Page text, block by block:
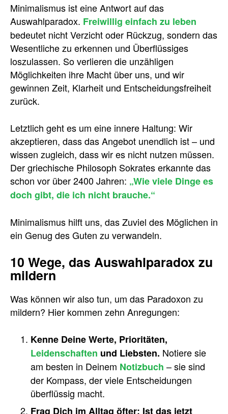
Minimalismus ist eine Antwort auf das
Auswahlparadox. Freiwillig einfach zu leben
bedeutet nicht Verzicht oder Rückzug, sondern das
Wesentliche zu erkennen und Überflüssiges
loszulassen. So verlieren die unzähligen
Möglichkeiten ihre Macht über uns, und wir
gewinnen Zeit, Klarheit und Entscheidungsfreiheit
zurück.
Letztlich geht es um eine innere Haltung: Wir
akzeptieren, dass das Angebot unendlich ist – und
wissen zugleich, dass wir es nicht nutzen müssen.
Der griechische Philosoph Sokrates erkannte das
schon vor über 2400 Jahren: „Wie viele Dinge es
doch gibt, die ich nicht brauche.“
Minimalismus hilft uns, das Zuviel des Möglichen in
ein Genug des Guten zu verwandeln.
10 Wege, das Auswahlparadox zu
mildern
Was können wir also tun, um das Paradoxon zu
mildern? Hier kommen zehn Anregungen:
Kenne Deine Werte, Prioritäten,
Leidenschaften und Liebsten. Notiere sie
am besten in Deinem Notizbuch – sie sind
der Kompass, der viele Entscheidungen
überflüssig macht.
Frag Dich im Alltag öfter: Ist das jetzt